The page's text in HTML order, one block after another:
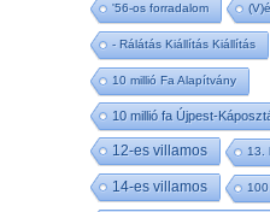
'56-os forradalom
- Rálátás Kiállítás Kiállítás
10 millió Fa Alapítvány
10 millió fa Újpest-
12-es villamos 13.
14-es villamos 100